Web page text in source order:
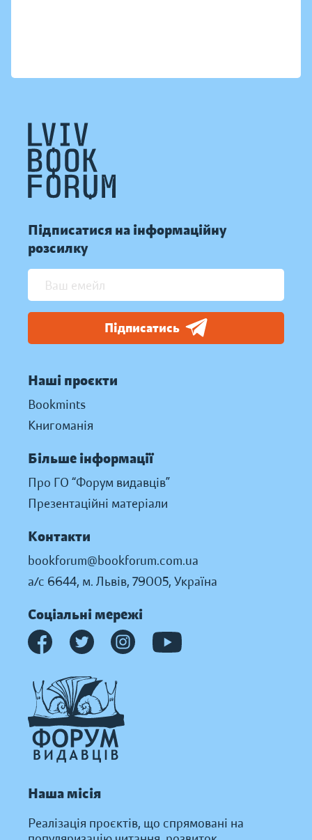
Підписатися на інформаційну
розсилку
Підписатись
Наші проєкти
Bookmints
Книгоманія
Більше інформації
Про ГО “Форум видавців”
Презентаційні матеріали
Контакти
bookforum@bookforum.com.ua
а/с 6644, м. Львів, 79005, Україна
Соціальні мережі
Наша місія
Реалізація проєктів, що спрямовані на